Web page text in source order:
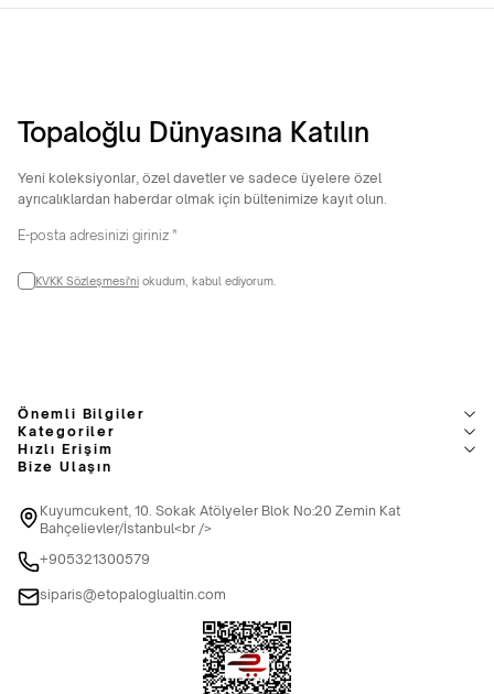
Topaloğlu Dünyasına Katılın
Yeni koleksiyonlar, özel davetler ve sadece üyelere özel
ayrıcalıklardan haberdar olmak için bültenimize kayıt olun.
KVKK Sözleşmesi'ni okudum, kabul ediyorum.
Önemli Bilgiler
Kategoriler
Hızlı Erişim
Bize Ulaşın
Kuyumcukent, 10. Sokak Atölyeler Blok No:20 Zemin Kat
Bahçelievler/İstanbul<br />
+905321300579
siparis@etopaloglualtin.com